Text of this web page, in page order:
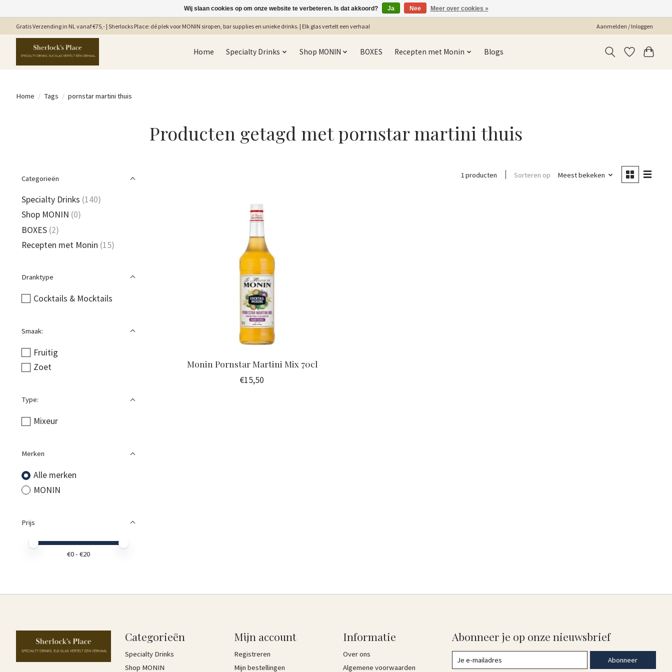
Gratis Verzending in NL vanaf €75,- | Sherlocks Place: dé plek voor MONIN siropen, bar supplies en unieke drinks. | Elk glas vertelt een verhaal Aanmelden / Inloggen
Home Specialty Drinks Shop MONIN BOXES Recepten met Monin Blogs
Home / Tags / pornstar martini thuis
Producten getagd met pornstar martini thuis
Categorieën
Specialty Drinks (140)
Shop MONIN (0)
BOXES (2)
Recepten met Monin (15)
Dranktype
Cocktails & Mocktails
Smaak:
Fruitig
Zoet
Type:
Mixeur
Merken
Alle merken
MONIN
Prijs
Minimale prijswaarde
Price maximum value
€0- €20
1 producten Sorteren op Meest bekeken
Monin Pornstar Martini Mix 70cl
€15,50
Categorieën
Specialty Drinks
Shop MONIN
Mijn account
Registreren
Mijn bestellingen
Informatie
Over ons
Algemene voorwaarden
Abonneer je op onze nieuwsbrief
Abonneer
Wij slaan cookies op om onze website te verbeteren. Is dat akkoord? Ja Nee Meer over cookies »